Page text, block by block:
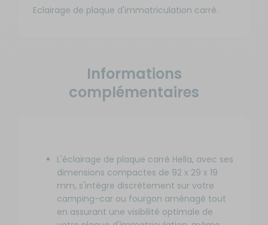
Eclairage de plaque d'immatriculation carré.
Informations
complémentaires
L'éclairage de plaque carré Hella, avec ses
dimensions compactes de 92 x 29 x 19
mm, s'intègre discrètement sur votre
camping-car ou fourgon aménagé tout
en assurant une visibilité optimale de